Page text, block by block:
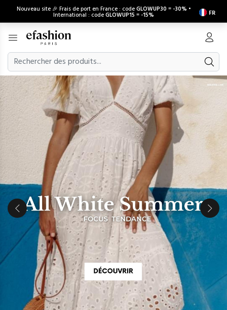
Nouveau site 🎉 Frais de port en France : codeGLOWUP30 = -30% •
International : codeGLOWUP15 = -15% FR